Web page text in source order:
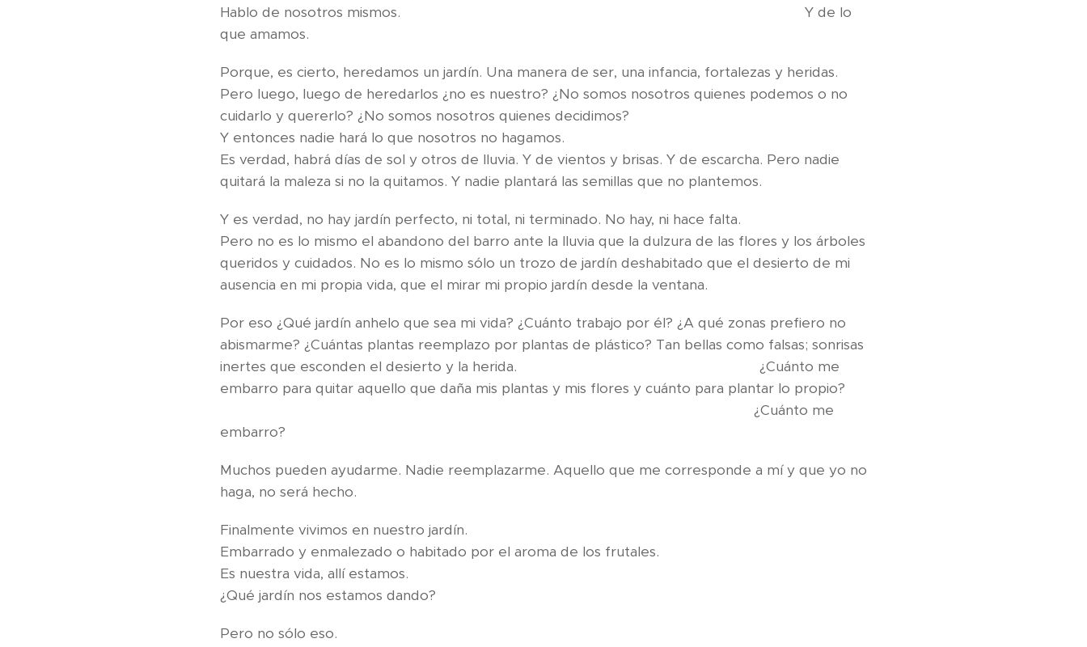
Hablo de nosotros mismos. Y de lo
que amamos.
Porque, es cierto, heredamos un jardín. Una manera de ser, una infancia, fortalezas y heridas.
Pero luego, luego de heredarlos ¿no es nuestro? ¿No somos nosotros quienes podemos o no
cuidarlo y quererlo? ¿No somos nosotros quienes decidimos?
Y entonces nadie hará lo que nosotros no hagamos.
Es verdad, habrá días de sol y otros de lluvia. Y de vientos y brisas. Y de escarcha. Pero nadie
quitará la maleza si no la quitamos. Y nadie plantará las semillas que no plantemos.
Y es verdad, no hay jardín perfecto, ni total, ni terminado. No hay, ni hace falta.
Pero no es lo mismo el abandono del barro ante la lluvia que la dulzura de las flores y los árboles
queridos y cuidados. No es lo mismo sólo un trozo de jardín deshabitado que el desierto de mi
ausencia en mi propia vida, que el mirar mi propio jardín desde la ventana.
Por eso ¿Qué jardín anhelo que sea mi vida? ¿Cuánto trabajo por él? ¿A qué zonas prefiero no
abismarme? ¿Cuántas plantas reemplazo por plantas de plástico? Tan bellas como falsas; sonrisas
inertes que esconden el desierto y la herida. ¿Cuánto me
embarro para quitar aquello que daña mis plantas y mis flores y cuánto para plantar lo propio?
¿Cuánto me
embarro?
Muchos pueden ayudarme. Nadie reemplazarme. Aquello que me corresponde a mí y que yo no
haga, no será hecho.
Finalmente vivimos en nuestro jardín.
Embarrado y enmalezado o habitado por el aroma de los frutales.
Es nuestra vida, allí estamos.
¿Qué jardín nos estamos dando?
Pero no sólo eso.